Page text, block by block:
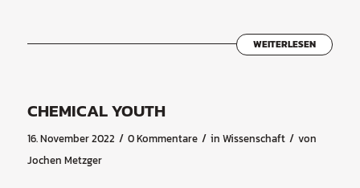
WEITERLESEN
CHEMICAL YOUTH
16. November 2022 / 0 Kommentare / in Wissenschaft / von
Jochen Metzger